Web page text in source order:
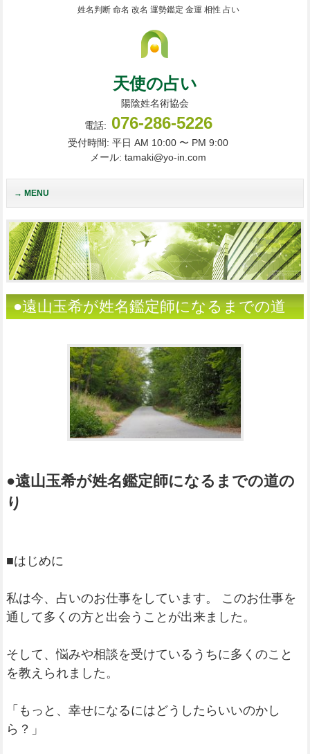
姓名判断 命名 改名 運勢鑑定 金運 相性 占い
天使の占い
陽陰姓名術協会
電話: 076-286-5226
受付時間: 平日 AM 10:00 〜 PM 9:00
メール: tamaki@yo-in.com
MENU
●遠山玉希が姓名鑑定師になるまでの道
●遠山玉希が姓名鑑定師になるまでの道の
り
■はじめに
私は今、占いのお仕事をしています。 このお仕事を
通して多くの方と出会うことが出来ました。
そして、悩みや相談を受けているうちに多くのこと
を教えられました。
「もっと、幸せになるにはどうしたらいいのかし
ら？」